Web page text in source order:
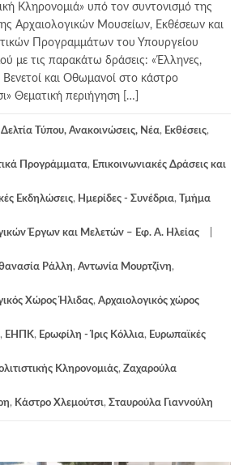
Κληρονομιά» υπό τον συντονισμό της
Αρχαιολογικών Μουσείων, Εκθέσεων και
Προγραμμάτων του Υπουργείου
με τις παρακάτω δράσεις: «Έλληνες,
και Οθωμανοί στο κάστρο
Θεματική περιήγηση […]
Δελτία Τύπου, Ανακοινώσεις, Νέα, Εκθέσεις,
Προγράμματα, Επικοινωνιακές Δράσεις και
Εκδηλώσεις, Ημερίδες - Συνέδρια, Τμήμα
Έργων και Μελετών – Εφ. Α. Ηλείας
Ράλλη, Αντωνία Μουρτζίνη,
Χώρος Ήλιδας, Αρχαιολογικός χώρος
, ΕΗΠΚ, Ερωφίλη - Ίρις Κόλλια, Ευρωπαϊκές
Κληρονομιάς, Ζαχαρούλα
, Κάστρο Χλεμούτσι, Σταυρούλα Γιαννούλη